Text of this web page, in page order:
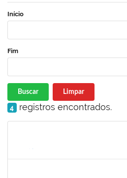
Início
Fim
Buscar Limpar
4 registros encontrados.